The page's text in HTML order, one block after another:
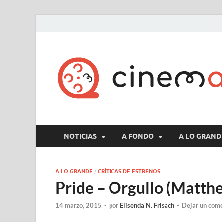
NOTICIAS A FONDO A LO
A LO GRANDE / CRÍTICAS DE ESTRENOS
Pride – Orgullo
14 marzo, 2015 - por Elisenda N. Frisach - Dejar un